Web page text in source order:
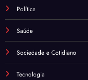
Política
Saúde
Sociedade e Cotidiano
Tecnologia